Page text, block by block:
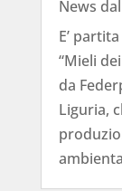
News
E’
“Mieli
da
Liguria,